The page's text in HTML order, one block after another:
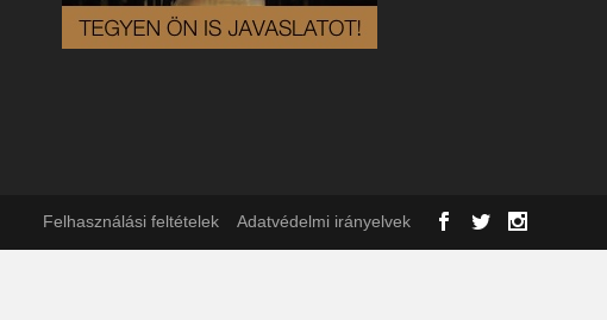
Felhasználási feltételek Adatvédelmi irányelvek